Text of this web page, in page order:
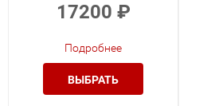
17200 ₽
Подробнее
ВЫБРАТЬ